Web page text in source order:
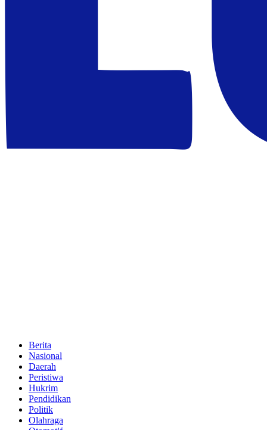
Berita
Nasional
Daerah
Peristiwa
Hukrim
Pendidikan
Politik
Olahraga